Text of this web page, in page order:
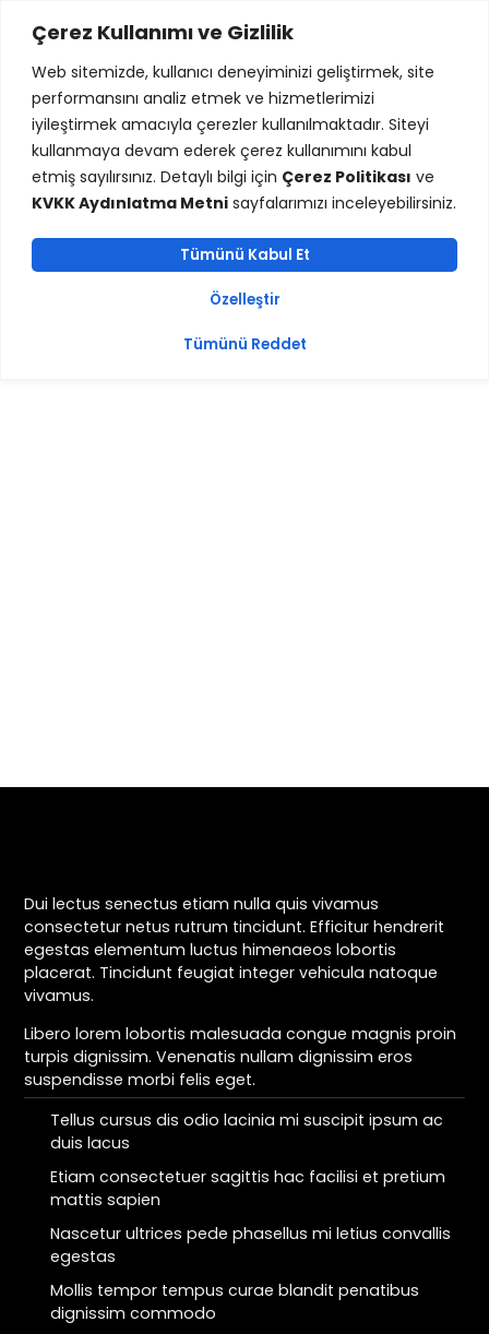
Çerez Kullanımı ve Gizlilik
Web sitemizde, kullanıcı deneyiminizi geliştirmek, site
performansını analiz etmek ve hizmetlerimizi
iyileştirmek amacıyla çerezler kullanılmaktadır. Siteyi
kullanmaya devam ederek çerez kullanımını kabul
etmiş sayılırsınız. Detaylı bilgi için Çerez Politikası ve
KVKK Aydınlatma Metni sayfalarımızı inceleyebilirsiniz.
Özelleştir
Tümünü Reddet
Tümünü Kabul Et
Dui lectus senectus etiam nulla quis vivamus
consectetur netus rutrum tincidunt. Efficitur hendrerit
egestas elementum luctus himenaeos lobortis
placerat. Tincidunt feugiat integer vehicula natoque
vivamus.
Libero lorem lobortis malesuada congue magnis proin
turpis dignissim. Venenatis nullam dignissim eros
suspendisse morbi felis eget.
Tellus cursus dis odio lacinia mi suscipit ipsum ac
duis lacus
Etiam consectetuer sagittis hac facilisi et pretium
mattis sapien
Nascetur ultrices pede phasellus mi letius convallis
egestas
Mollis tempor tempus curae blandit penatibus
dignissim commodo